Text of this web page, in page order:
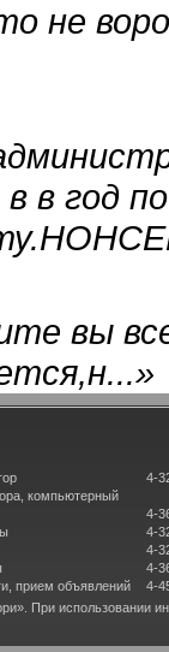
не
в год
вы
»
компьютерный
прием объявлений
4-
4-
4-
4-
4-
4-
При использовании